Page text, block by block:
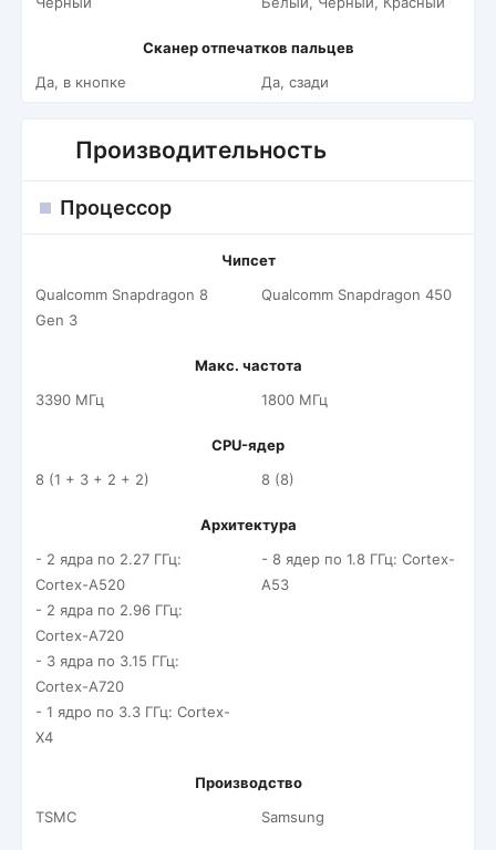
Сканер отпечатков пальцев
Да, в кнопке
Да, сзади
Производительность
Процессор
Чипсет
Qualcomm Snapdragon 8
Gen 3
Qualcomm Snapdragon 450
Макс. частота
3390 МГц
1800 МГц
CPU-ядер
8 (1 + 3 + 2 + 2)
8 (8)
Архитектура
- 2 ядра по 2.27 ГГц:
Cortex-A520
- 2 ядра по 2.96 ГГц:
Cortex-A720
- 3 ядра по 3.15 ГГц:
Cortex-A720
- 1 ядро по 3.3 ГГц: Cortex-
X4
- 8 ядер по 1.8 ГГц: Cortex-
A53
Производство
TSMC
Samsung